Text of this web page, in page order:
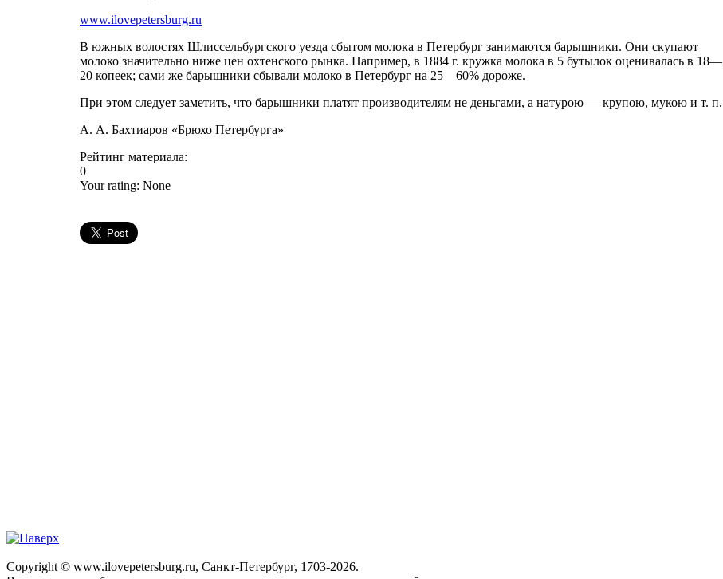
www.ilovepetersburg.ru
В южных волостях Шлиссельбургского уезда сбытом молока в Петербург занимаются барышники. Они скупают
молоко значительно ниже цен охтенского рынка. Например, в 1884 г. кружка молока в 5 бутылок оценивалась в 18—
20 копеек; сами же барышники сбывали молоко в Петербург на 25—60% дороже.
При этом следует заметить, что барышники платят производителям не деньгами, а натурою — крупою, мукою и т. п.
А. А. Бахтиаров «Брюхо Петербурга»
Рейтинг материала:
0
Your rating: None
Copyright © www.ilovepetersburg.ru, Санкт-Петербург, 1703-2026.